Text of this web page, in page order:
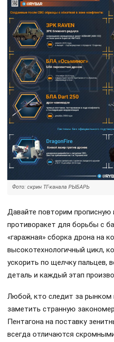
Фото: скрин ТГ-канала РЫБАРЬ
Давайте повторим прописную
противоракет для борьбы с
«гаражная» сборка дрона на
высокотехнологичный цикл,
ускорить по щелчку пальцев,
деталь и каждый этап
Любой, кто следит за рынком
заметить странную
Пентагона на поставку
всегда отличаются